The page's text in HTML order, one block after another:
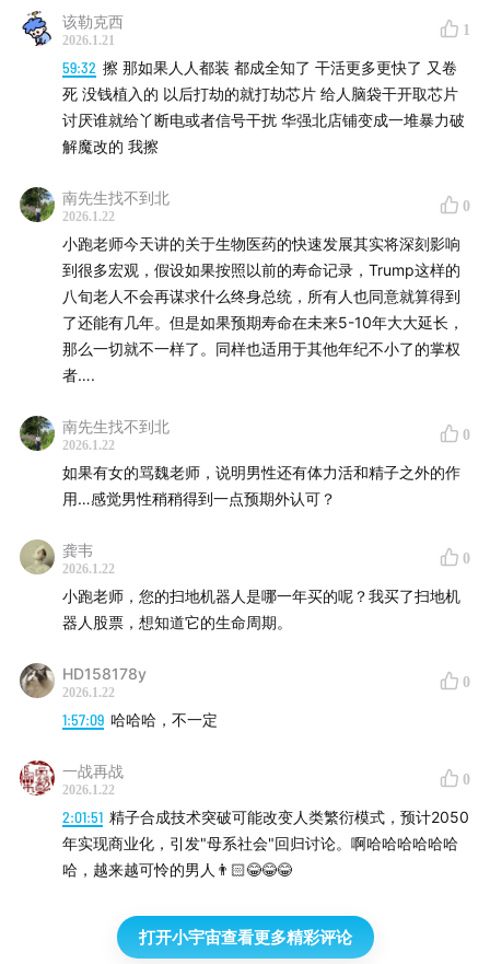
2026 年最震撼的趋势，莫过于 Physical AI（实体 AI）的
爆发。如果说上一代 AI 掌握了人类的语言，那么下一代
AI 正在试图掌握物理世界的规律。
从“预测下一个词”进化为“预测下一个状态（Next State
人不再是在现实中跌跌撞撞地学习，而是在 Omniverse
这样一个遵循物理定律的虚拟空间中受训。在这个“世界模
型”里，水倒在桌上会流淌、扩散，机器人撞到石头会踉
拟空气分子，让飞机在起飞前就在数字世界完成了所有测
试。当 AI 能够完美建模物理世界，并在其中自我训练反
馈时，一种深刻的“同构”关系便产生了。这不仅是技术突
生”。一旦虚拟训练完成，技能迁移到现实世界将是零成
本、高安全的。AI 正式走出屏幕，大规模进入实体经济。
随着实体 AI 的成熟，2026 年我们将看到机器人正式进入
家庭。不是那种笨拙的扫地机，而是能叠衣服、做饭、照
顾老人的具身智能。
为什么我们如此执着于“人形”机器人？这背后隐藏着一个
社会学逻辑——“契约基础设施”。
为人与人之间履行契约而设计的“基础设施”。管家要上楼
打扫，是因为楼梯适应人的双腿。如果机器人想进入这个
该勒克西
2026.1.21
1
59:32 擦 那如果人人都装 都成全知了 干活更多更快了 又卷
死 没钱植入的 以后打劫的就打劫芯片 给人脑袋干开取芯片
讨厌谁就给丫断电或者信号干扰 华强北店铺变成一堆暴力破
解魔改的 我擦
南先生找不到北
2026.1.22
0
小跑老师今天讲的关于生物医药的快速发展其实将深刻影响
到很多宏观，假设如果按照以前的寿命记录，Trump这样的
八旬老人不会再谋求什么终身总统，所有人也同意就算得到
了还能有几年。但是如果预期寿命在未来5-10年大大延长，
那么一切就不一样了。同样也适用于其他年纪不小了的掌权
者….
南先生找不到北
2026.1.22
0
如果有女的骂魏老师，说明男性还有体力活和精子之外的作
用…感觉男性稍稍得到一点预期外认可？
龚韦
2026.1.22
0
小跑老师，您的扫地机器人是哪一年买的呢？我买了扫地机
器人股票，想知道它的生命周期。
HD158178y
2026.1.22
0
1:57:09 哈哈哈，不一定
一战再战
2026.1.22
0
2:01:51 精子合成技术突破可能改变人类繁衍模式，预计2050
年实现商业化，引发"母系社会"回归讨论。啊哈哈哈哈哈哈
哈，越来越可怜的男人👨🏻😂😂😂
打开小宇宙查看更多精彩评论